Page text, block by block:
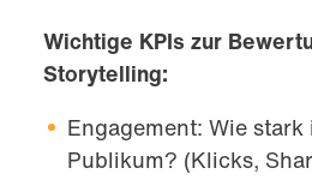
Wichtige KPIs zur
Storytelling:
Engagement: Wie
Publikum? (Klicks,